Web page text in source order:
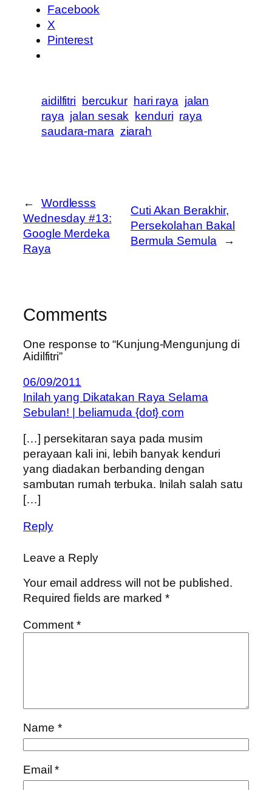
Facebook
X
Pinterest
aidilfitri bercukur hari raya jalan
raya jalan sesak kenduri raya
saudara-mara ziarah
←
Wordlesss
Wednesday #13:
Google Merdeka
Raya
Cuti Akan Berakhir,
Persekolahan Bakal
Bermula Semula
→
Comments
One response to “Kunjung-Mengunjung di
Aidilfitri”
06/09/2011
Inilah yang Dikatakan Raya Selama
Sebulan! | beliamuda {dot} com
[…] persekitaran saya pada musim
perayaan kali ini, lebih banyak kenduri
yang diadakan berbanding dengan
sambutan rumah terbuka. Inilah salah satu
[…]
Reply
Leave a Reply
Your email address will not be published.
Required fields are marked*
Comment*
Name *
Email*